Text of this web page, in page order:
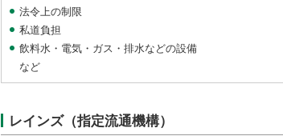
法令上の制限
私道負担
飲料水・電気・ガス・排水などの設備
など
レインズ（指定流通機構）